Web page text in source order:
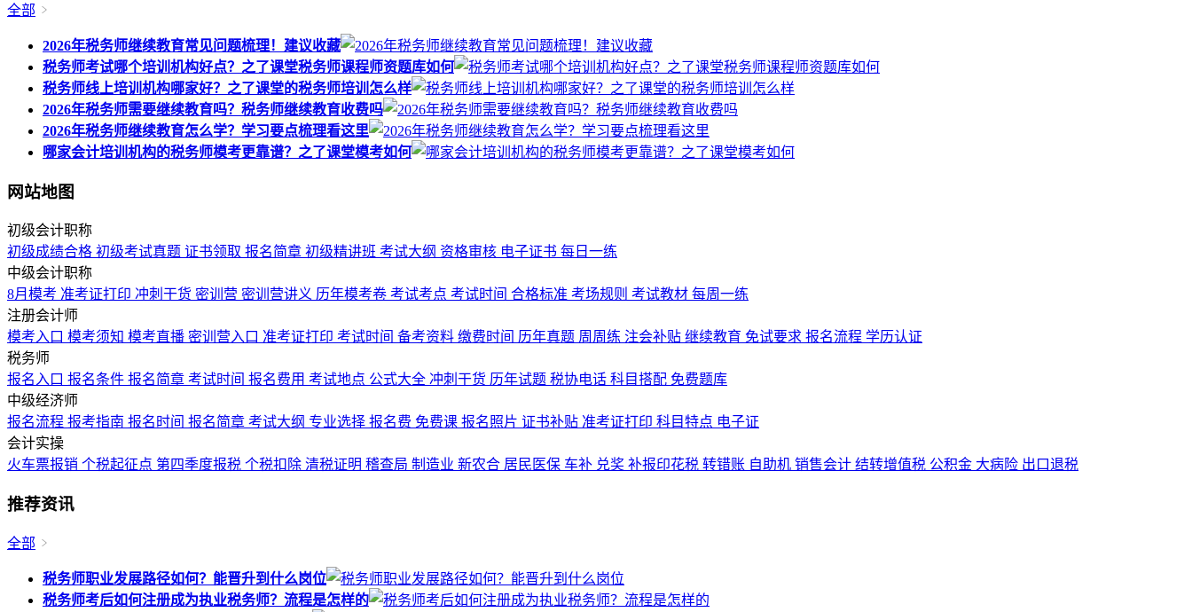
全部
2026年税务师继续教育常见问题梳理！建议收藏
税务师考试哪个培训机构好点？之了课堂税务师课程师资题库如何
税务师线上培训机构哪家好？之了课堂的税务师培训怎么样
2026年税务师需要继续教育吗？税务师继续教育收费吗
2026年税务师继续教育怎么学？学习要点梳理看这里
哪家会计培训机构的税务师模考更靠谱？之了课堂模考如何
网站地图
初级会计职称
初级成绩合格 初级考试真题 证书领取 报名简章 初级精讲班 考试大纲 资格审核 电子证书 每日一练
中级会计职称
8月模考 准考证打印 冲刺干货 密训营 密训营讲义 历年模考卷 考试考点 考试时间 合格标准 考场规则 考试教材 每周一练
注册会计师
模考入口 模考须知 模考直播 密训营入口 准考证打印 考试时间 备考资料 缴费时间 历年真题 周周练 注会补贴 继续教育 免试要求 报名流程 学历认证
税务师
报名入口 报名条件 报名简章 考试时间 报名费用 考试地点 公式大全 冲刺干货 历年试题 税协电话 科目搭配 免费题库
中级经济师
报名流程 报考指南 报名时间 报名简章 考试大纲 专业选择 报名费 免费课 报名照片 证书补贴 准考证打印 科目特点 电子证
会计实操
火车票报销 个税起征点 第四季度报税 个税扣除 清税证明 稽查局 制造业 新农合 居民医保 车补 兑奖 补报印花税 转错账 自助机 销售会计 结转增值税 公积金 大病险 出口退税
推荐资讯
全部
税务师职业发展路径如何？能晋升到什么岗位
税务师考后如何注册成为执业税务师？流程是怎样的